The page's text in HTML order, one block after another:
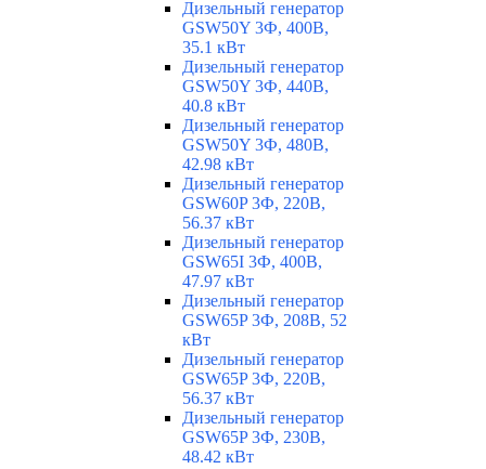
Дизельный генератор
GSW50Y 3Ф, 400В,
35.1 кВт
Дизельный генератор
GSW50Y 3Ф, 440В,
40.8 кВт
Дизельный генератор
GSW50Y 3Ф, 480В,
42.98 кВт
Дизельный генератор
GSW60P 3Ф, 220В,
56.37 кВт
Дизельный генератор
GSW65I 3Ф, 400В,
47.97 кВт
Дизельный генератор
GSW65P 3Ф, 208В, 52
кВт
Дизельный генератор
GSW65P 3Ф, 220В,
56.37 кВт
Дизельный генератор
GSW65P 3Ф, 230В,
48.42 кВт